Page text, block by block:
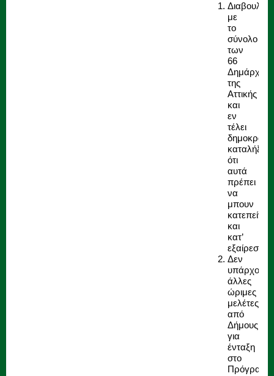
με
το
σύνολο
των
66
Δημάρχων
της
Αττικής
και
εν
τέλει
καταλήξατε
ότι
αυτά
πρέπει
να
μπουν
και
κατ’
εξαίρεση.
Δεν
υπάρχουν
άλλες
ώριμες
μελέτες
από
Δήμους
για
ένταξη
στο